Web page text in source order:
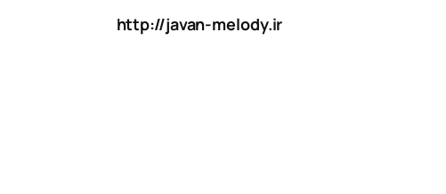
http://javan-melody.ir